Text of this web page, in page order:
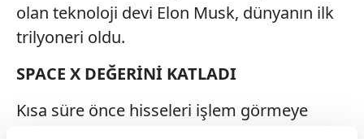
olan teknoloji devi Elon Musk, dünyanın ilk
trilyoneri oldu.
SPACE X DEĞERİNİ KATLADI
Kısa süre önce hisseleri işlem görmeye